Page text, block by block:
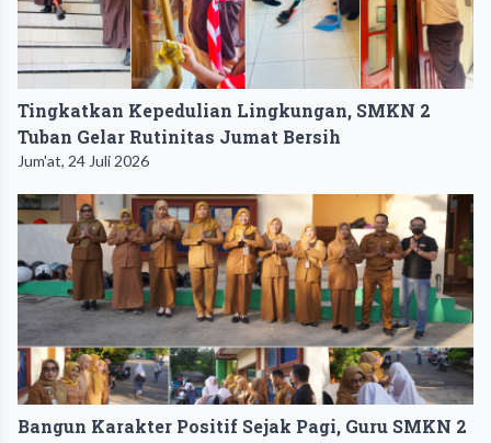
Tingkatkan Kepedulian Lingkungan, SMKN 2
Tuban Gelar Rutinitas Jumat Bersih
Jum'at, 24 Juli 2026
Bangun Karakter Positif Sejak Pagi, Guru SMKN 2